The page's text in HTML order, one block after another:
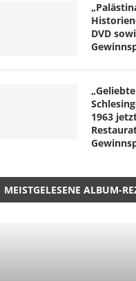
DVD
1963
MEISTGELESENE ALBUM-